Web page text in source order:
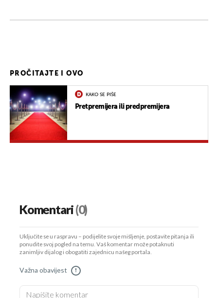
PROČITAJTE I OVO
KAKO SE PIŠE
Pretpremijera ili predpremijera
Komentari(0)
Uključite se u raspravu – podijelite svoje mišljenje, postavite pitanja ili
ponudite svoj pogled na temu. Vaš komentar može potaknuti
zanimljiv dijalog i obogatiti zajednicu našeg portala.
Važna obavijest !